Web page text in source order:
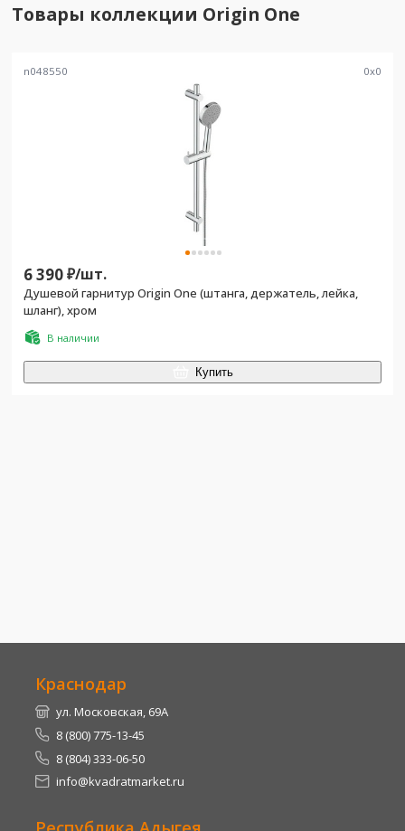
Товары коллекции Origin One
n048550 0x0
6 390₽/шт.
Душевой гарнитур Origin One (штанга, держатель, лейка,
шланг), хром
В наличии
Купить
Краснодар
ул. Московская, 69А
8 (800) 775-13-45
8 (804) 333-06-50
info@kvadratmarket.ru